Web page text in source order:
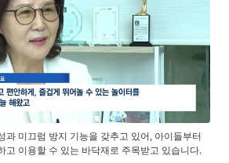
과 미끄럼 방지 기능을 갖추고 있어, 아이들부터
고 이용할 수 있는 바닥재로 주목받고 있습니다.